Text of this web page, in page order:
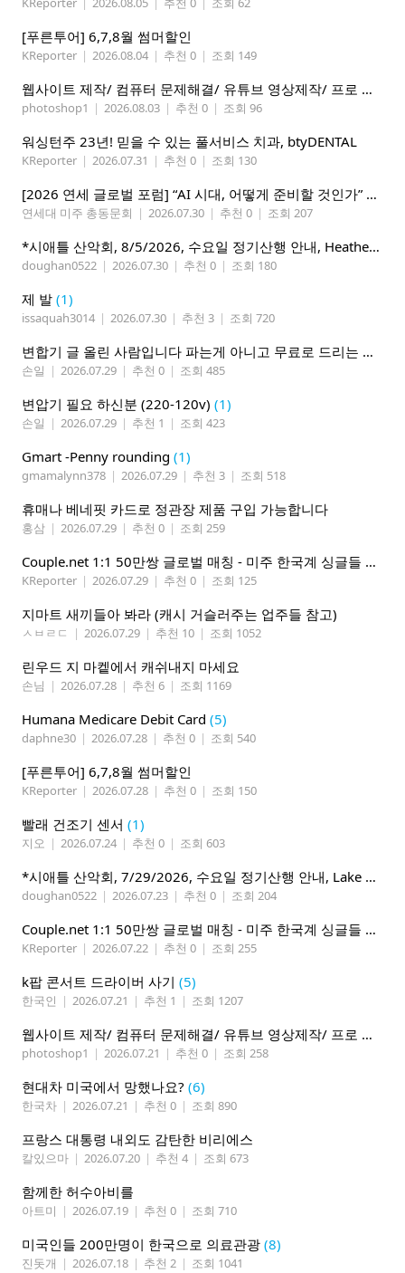
[푸른투어] 6,7,8월 썸머할인
KReporter | 2026.08.04 | 추천 0 | 조회 149
웹사이트 제작/ 컴퓨터 문제해결/ 유튜브 영상제작/ 프로 사진촬영
photoshop1 | 2026.08.03 | 추천 0 | 조회 96
워싱턴주 23년! 믿을 수 있는 풀서비스 치과, btyDENTAL
KReporter | 2026.07.31 | 추천 0 | 조회 130
[2026 연세 글로벌 포럼] “AI 시대, 어떻게 준비할 것인가” 8월 7-10일 벨뷰 개최
연세대 미주 총동문회 | 2026.07.30 | 추천 0 | 조회 207
*시애틀 산악회, 8/5/2026, 수요일 정기산행 안내, Heather Lake*
doughan0522 | 2026.07.30 | 추천 0 | 조회 180
제 발 (1)
issaquah3014 | 2026.07.30 | 추천 3 | 조회 720
변합기 글 올린 사람입니다 파는게 아니고 무료로 드리는 겁니다 필요하신분 연락처 남겨주시면 됩니다
손일 | 2026.07.29 | 추천 0 | 조회 485
변압기 필요 하신분 (220-120v) (1)
손일 | 2026.07.29 | 추천 1 | 조회 423
Gmart -Penny rounding (1)
gmamalynn378 | 2026.07.29 | 추천 3 | 조회 518
휴매나 베네핏 카드로 정관장 제품 구입 가능합니다
홍삼 | 2026.07.29 | 추천 0 | 조회 259
Couple.net 1:1 50만쌍 글로벌 매칭 - 미주 한국계 싱글들 모이세요
KReporter | 2026.07.29 | 추천 0 | 조회 125
지마트 새끼들아 봐라 (캐시 거슬러주는 업주들 참고)
ㅅㅂㄹㄷ | 2026.07.29 | 추천 10 | 조회 1052
린우드 지 마켙에서 캐쉬내지 마세요
손님 | 2026.07.28 | 추천 6 | 조회 1169
Humana Medicare Debit Card (5)
daphne30 | 2026.07.28 | 추천 0 | 조회 540
[푸른투어] 6,7,8월 썸머할인
KReporter | 2026.07.28 | 추천 0 | 조회 150
빨래 건조기 센서 (1)
지오 | 2026.07.24 | 추천 0 | 조회 603
*시애틀 산악회, 7/29/2026, 수요일 정기산행 안내, Lake 22*
doughan0522 | 2026.07.23 | 추천 0 | 조회 204
Couple.net 1:1 50만쌍 글로벌 매칭 - 미주 한국계 싱글들 모이세요
KReporter | 2026.07.22 | 추천 0 | 조회 255
k팝 콘서트 드라이버 사기 (5)
한국인 | 2026.07.21 | 추천 1 | 조회 1207
웹사이트 제작/ 컴퓨터 문제해결/ 유튜브 영상제작/ 프로 사진촬영
photoshop1 | 2026.07.21 | 추천 0 | 조회 258
현대차 미국에서 망했나요? (6)
한국차 | 2026.07.21 | 추천 0 | 조회 890
프랑스 대통령 내외도 감탄한 비리에스
칼있으마 | 2026.07.20 | 추천 4 | 조회 673
함께한 허수아비를
아트미 | 2026.07.19 | 추천 0 | 조회 710
미국인들 200만명이 한국으로 의료관광 (8)
진돗개 | 2026.07.18 | 추천 2 | 조회 1041